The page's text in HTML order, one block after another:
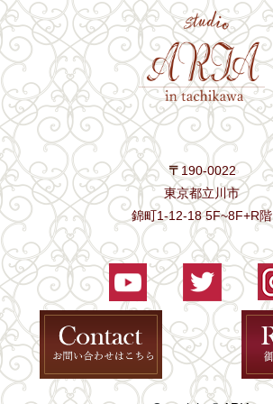
〒 190-0022
東京都立川市
錦町1-12-18 5F~8F+R階